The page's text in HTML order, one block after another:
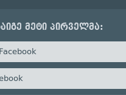
მეტი პირველმა: